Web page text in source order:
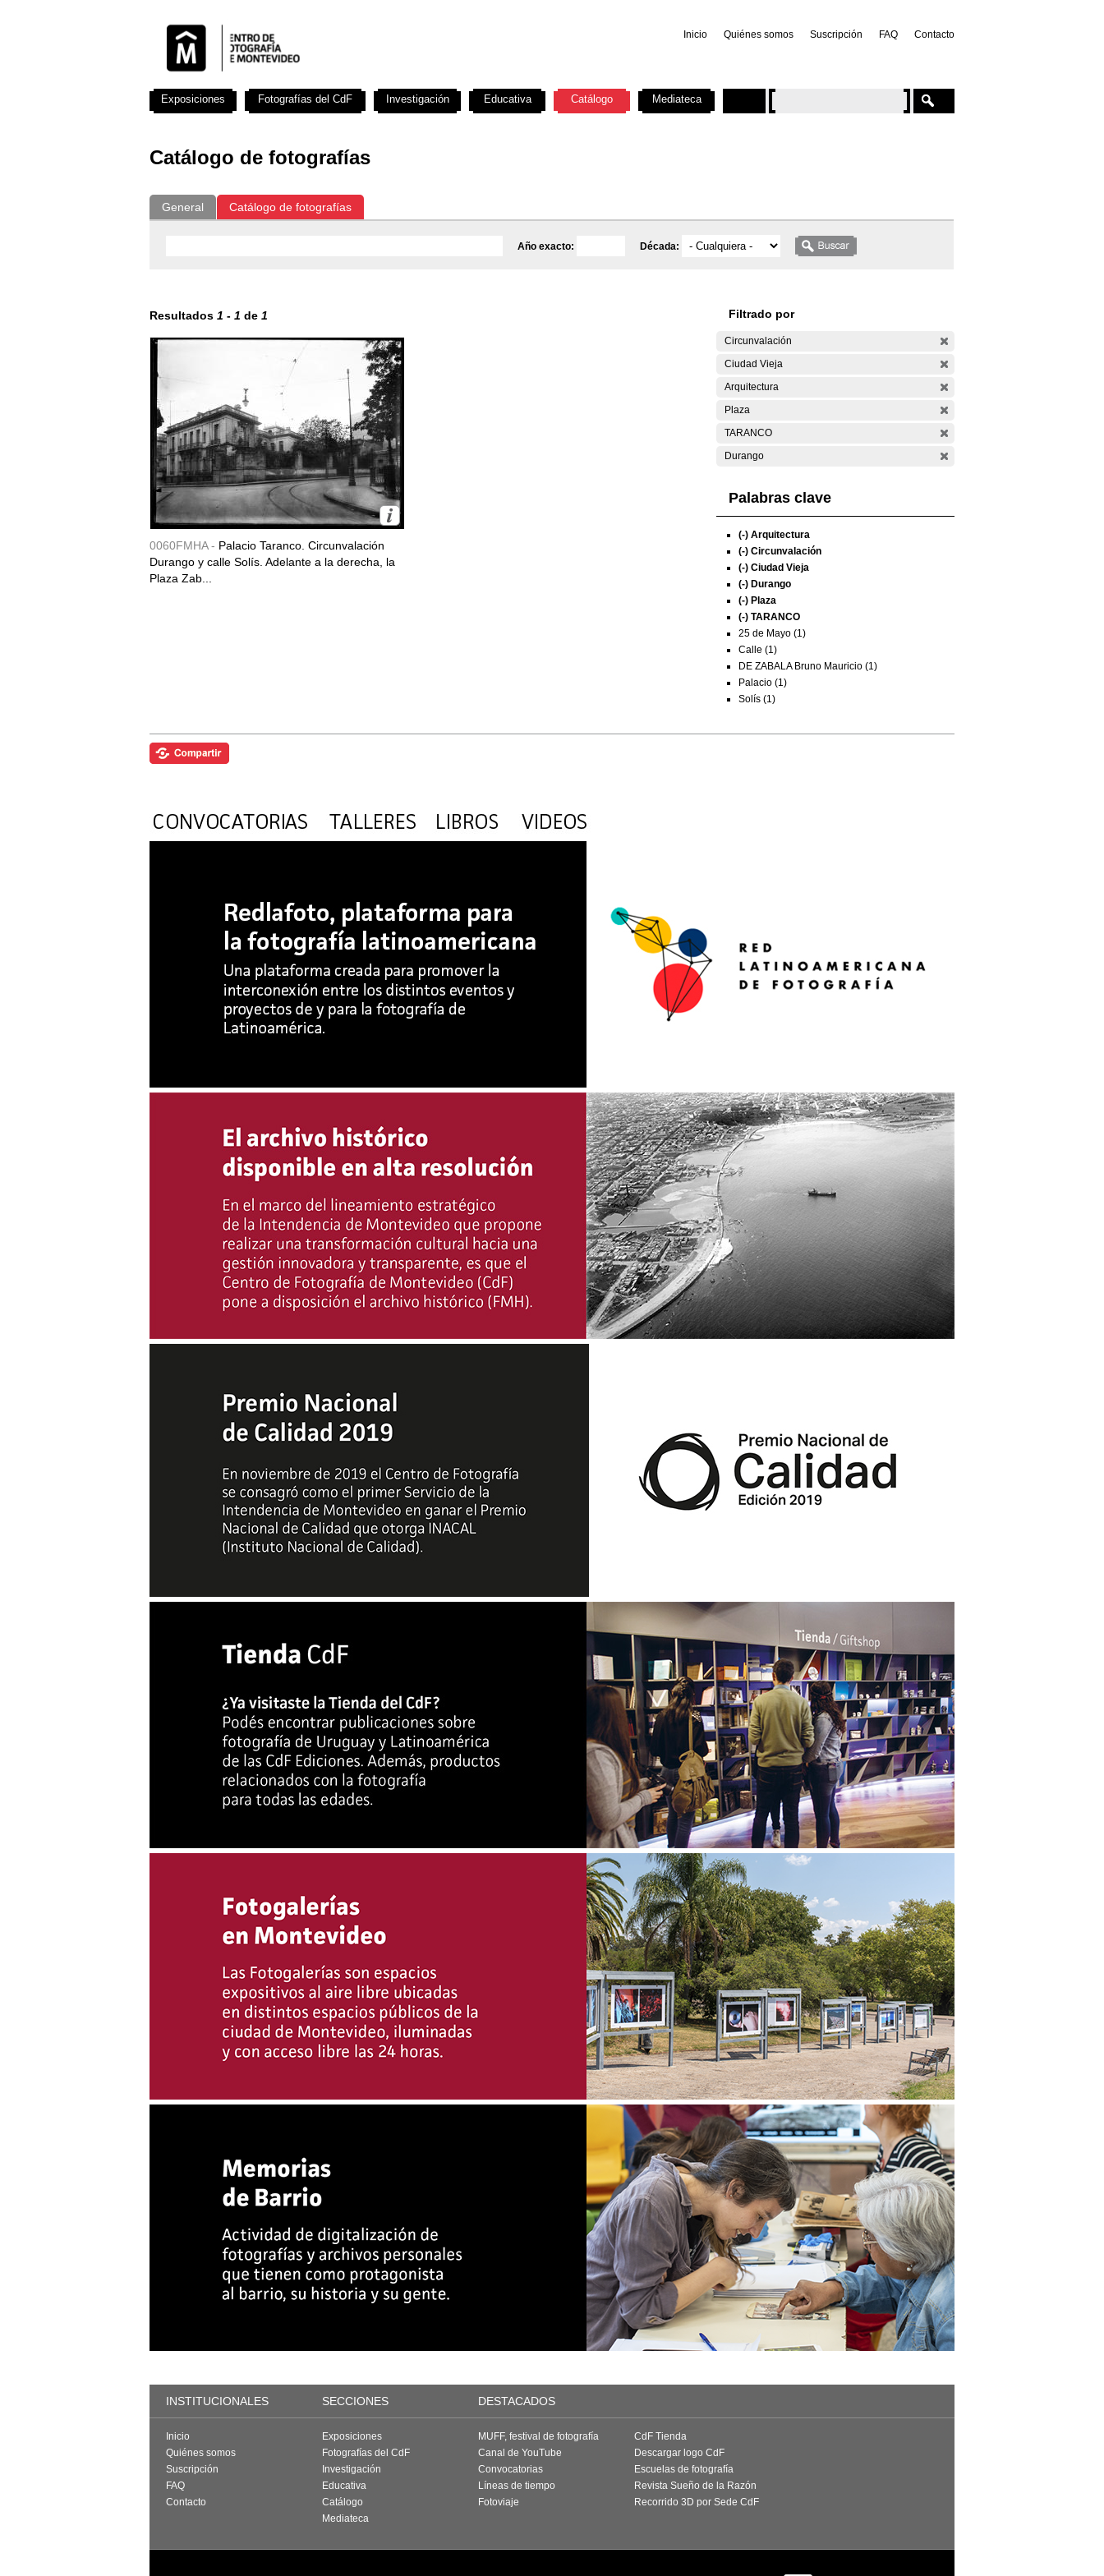
Inicio Quiénes somos Suscripción FAQ Contacto
Catálogo de fotografías
General Catálogo de fotografías
Año exacto: Década:
Resultados 1 - 1 de 1
0060FMHA - Palacio Taranco. Circunvalación
Durango y calle Solís. Adelante a la derecha, la
Plaza Zab...
Filtrado por
Circunvalación
Ciudad Vieja
Arquitectura
Plaza
TARANCO
Durango
Palabras clave
(-) Arquitectura
(-) Circunvalación
(-) Ciudad Vieja
(-) Durango
(-) Plaza
(-) TARANCO
25 de Mayo (1)
Calle (1)
DE ZABALA Bruno Mauricio (1)
Palacio (1)
Solís (1)
Exposiciones Fotografías del CdF Investigación Educativa Catálogo Mediateca
INSTITUCIONALES SECCIONES DESTACADOS
Inicio
Quiénes somos
Suscripción
FAQ
Contacto
Exposiciones
Fotografías del CdF
Investigación
Educativa
Catálogo
Mediateca
MUFF, festival de fotografía
Canal de YouTube
Convocatorias
Líneas de tiempo
Fotoviaje
CdF Tienda
Descargar logo CdF
Escuelas de fotografía
Revista Sueño de la Razón
Recorrido 3D por Sede CdF